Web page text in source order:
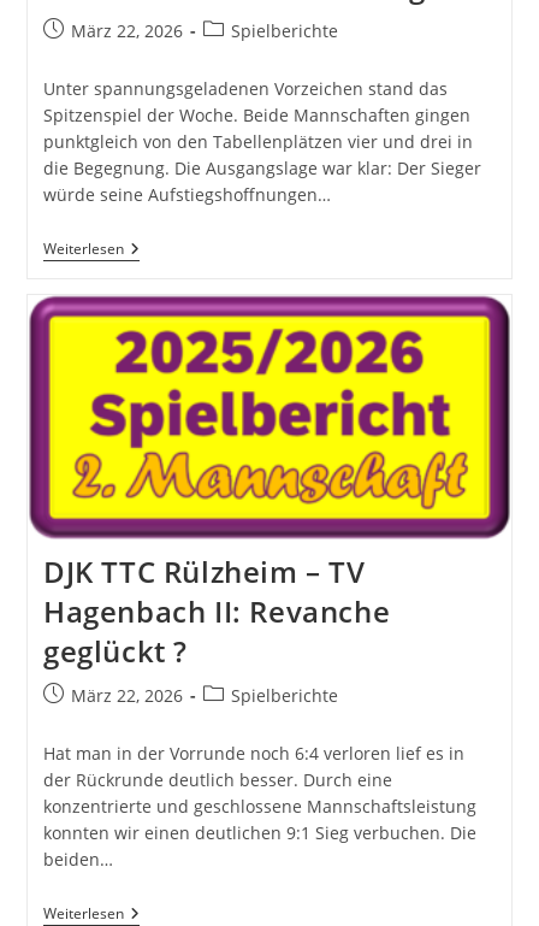
BeitragMärz 22, 2026
Beitrags-
Spielberichte
Unter spannungsgeladenen Vorzeichen stand das
Spitzenspiel der Woche. Beide Mannschaften gingen
punktgleich von den Tabellenplätzen vier und drei in
die Begegnung. Die Ausgangslage war klar: Der Sieger
würde seine Aufstiegshoffnungen…
WeiterlesenTV
Hagenbach
TV
Offenbach-
Queich
II
Spitzenspiel
Mit
Blaulicht
Und
Krankenwagen?
DJK TTC Rülzheim – TV
Hagenbach II: Revanche
geglückt ?
BeitragMärz 22, 2026
Beitrags-
Spielberichte
Hat man in der Vorrunde noch 6:4 verloren lief es in
der Rückrunde deutlich besser. Durch eine
konzentrierte und geschlossene Mannschaftsleistung
konnten wir einen deutlichen 9:1 Sieg verbuchen. Die
beiden…
WeiterlesenDJK